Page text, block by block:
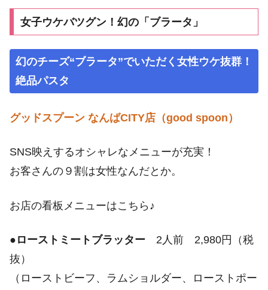
女子ウケバツグン！幻の「ブラータ」
幻のチーズ“ブラータ”でいただく女性ウケ抜群！
絶品パスタ
グッドスプーン なんばCITY店（good spoon）
SNS映えするオシャレなメニューが充実！
お客さんの９割は女性なんだとか。
お店の看板メニューはこちら♪
● ローストミートブラッター 2人前 2,980円（税
抜）
（ローストビーフ、ラムショルダー、ローストポー